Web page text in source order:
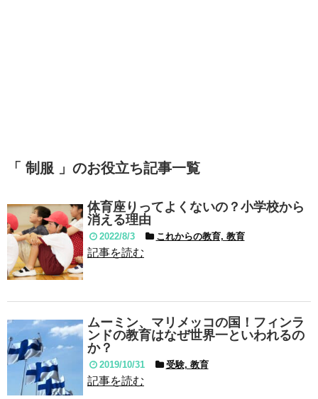
「 制服 」のお役立ち記事一覧
体育座りってよくないの？小学校から
消える理由
2022/8/3 これからの教育, 教育
記事を読む
ムーミン、マリメッコの国！フィンラ
ンドの教育はなぜ世界一といわれるの
か？
2019/10/31 受験, 教育
記事を読む